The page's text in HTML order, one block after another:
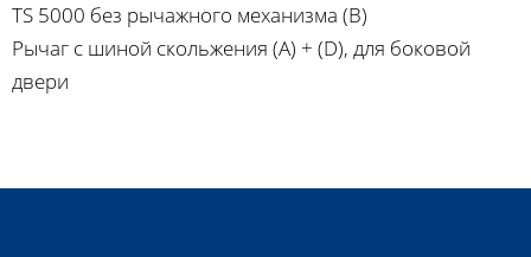
TS 5000 без рычажного механизма (B)
Рычаг с шиной скольжения (A) + (D), для боковой
двери